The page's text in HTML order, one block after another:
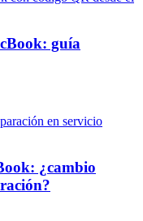
guía
¿cambio